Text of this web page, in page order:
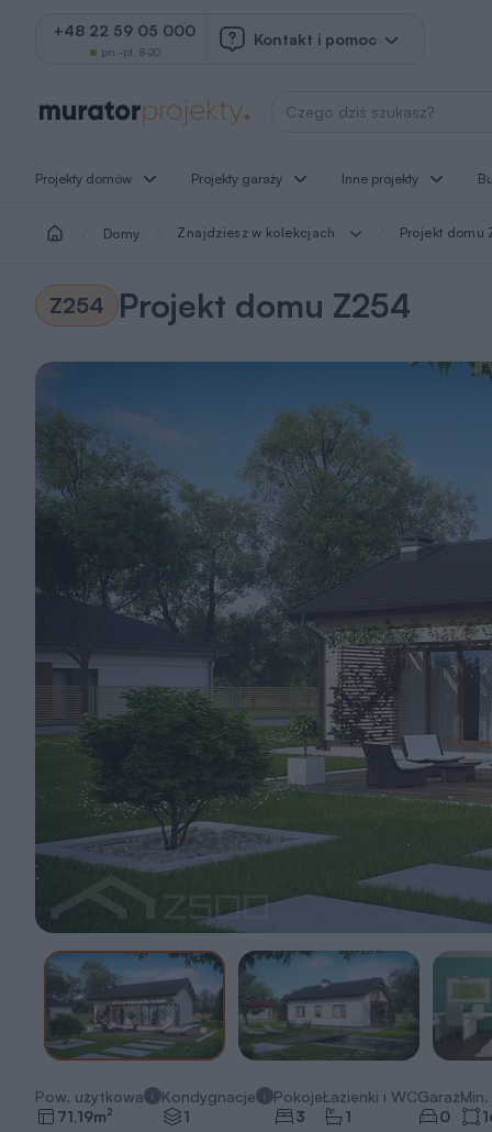
+48 22 59 05 000
pn.-pt. 8-20
Kontakt i pomoc
Wyszukaj projekt
Projekty domów Projekty garaży Inne projekty
Domy Znajdziesz w kolekcjach Projekt domu
Z254 Projekt domu Z254
Pow. użytkowa
71,19m2
Kondygnacje
1
Pokoje
3
Łazienki i WC
1
Garaż
0
Min.